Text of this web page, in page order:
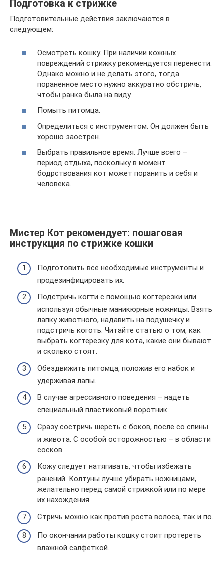
Подготовка к стрижке
Подготовительные действия заключаются в
следующем:
Осмотреть кошку. При наличии кожных
повреждений стрижку рекомендуется перенести.
Однако можно и не делать этого, тогда
пораненное место нужно аккуратно обстричь,
чтобы ранка была на виду.
Помыть питомца.
Определиться с инструментом. Он должен быть
хорошо заострен.
Выбрать правильное время. Лучше всего –
период отдыха, поскольку в момент
бодрствования кот может поранить и себя и
человека.
Мистер Кот рекомендует: пошаговая
инструкция по стрижке кошки
Подготовить все необходимые инструменты и
продезинфицировать их.
Подстричь когти с помощью когтерезки или
используя обычные маникюрные ножницы. Взять
лапку животного, надавить на подушечку и
подстричь коготь. Читайте статью о том, как
выбрать когтерезку для кота, какие они бывают
и сколько стоят.
Обездвижить питомца, положив его набок и
удерживая лапы.
В случае агрессивного поведения – надеть
специальный пластиковый воротник.
Сразу состричь шерсть с боков, после со спины
и живота. С особой осторожностью – в области
сосков.
Кожу следует натягивать, чтобы избежать
ранений. Колтуны лучше убирать ножницами,
желательно перед самой стрижкой или по мере
их нахождения.
Стричь можно как против роста волоса, так и по.
По окончании работы кошку стоит протереть
влажной салфеткой.